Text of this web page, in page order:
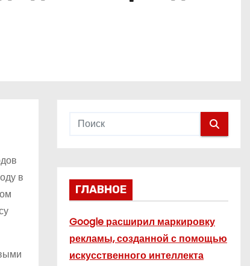
в
ГЛАВНОЕ
Google расширил маркировку
рекламы, созданной с помощью
искусственного интеллекта